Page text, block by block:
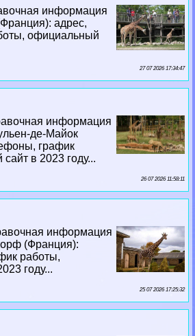
информация
адрес,
официальный
27 07 2026 17:34:47
информация
де-Майок
график
в 2023 году...
26 07 2026 11:58:11
информация
(Франция):
работы,
году...
25 07 2026 17:25:32